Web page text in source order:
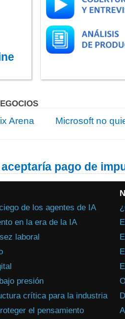
Arena Microsoft no
pago de
de los agentes de IA
en la era de la IA
laboral
presión
crítica para la industria
el pensamiento